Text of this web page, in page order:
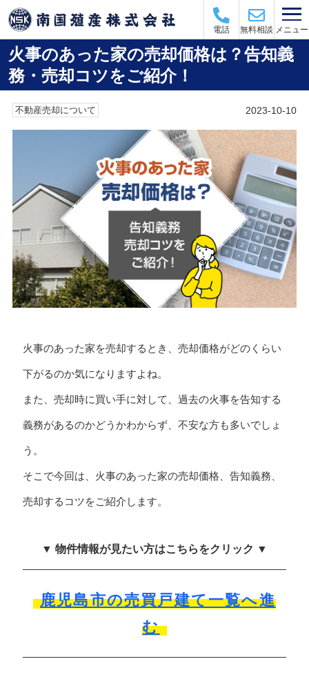
電話 無料相談 メニュー
火事のあった家の売却価格は？告知義
務・売却コツをご紹介！
不動産売却について 2023-10-10
火事のあった家を売却するとき、売却価格がどのくらい
下がるのか気になりますよね。
また、売却時に買い手に対して、過去の火事を告知する
義務があるのかどうかわからず、不安な方も多いでしょ
う。
そこで今回は、火事のあった家の売却価格、告知義務、
売却するコツをご紹介します。
▼ 物件情報が見たい方はこちらをクリック ▼
鹿児島市の売買戸建て一覧へ進
む